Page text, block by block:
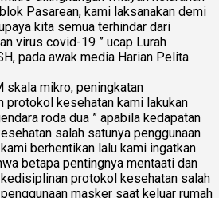
Pasarean, kami laksanakan demi
kita semua terhindar dari
virus covid-19 ” ucap Lurah
pada awak media Harian Pelita
skala mikro, peningkatan
protokol kesehatan kami lakukan
roda dua ” apabila kedapatan
salah satunya penggunaan
berhentikan lalu kami ingatkan
betapa pentingnya mentaati dan
protokol kesehatan salah
masker saat keluar rumah